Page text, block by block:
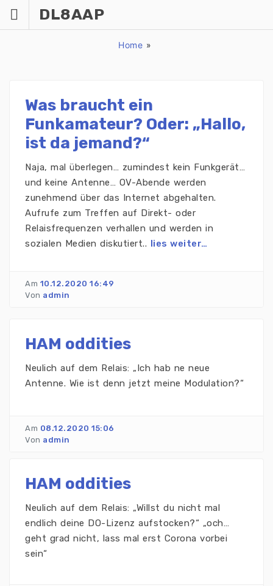
Inhalt
springen
DL8AAP
Home »
Was braucht ein
Funkamateur? Oder: „Hallo,
ist da jemand?“
Naja, mal überlegen… zumindest kein Funkgerät…
und keine Antenne… OV-Abende werden
zunehmend über das Internet abgehalten.
Aufrufe zum Treffen auf Direkt- oder
Relaisfrequenzen verhallen und werden in
sozialen Medien diskutiert.. lies weiter…
Am 10.12.2020 16:49
Von admin
HAM oddities
Neulich auf dem Relais: „Ich hab ne neue
Antenne. Wie ist denn jetzt meine Modulation?“
Am 08.12.2020 15:06
Von admin
HAM oddities
Neulich auf dem Relais: „Willst du nicht mal
endlich deine DO-Lizenz aufstocken?“ „och…
geht grad nicht, lass mal erst Corona vorbei
sein“